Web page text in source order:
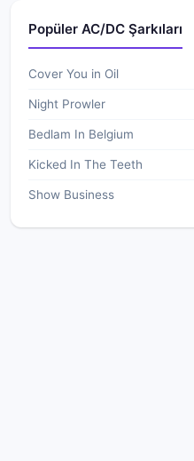
Popüler AC/DC Şarkıları
Cover You in Oil
Night Prowler
Bedlam In Belgium
Kicked In The Teeth
Show Business